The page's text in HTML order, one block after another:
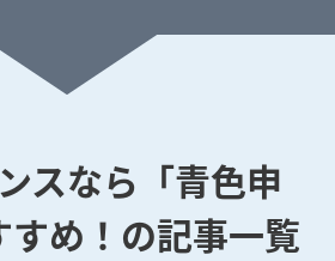
スなら「青色申
め！ の記事一覧